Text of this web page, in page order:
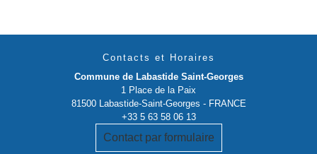
Contacts et Horaires
Commune de Labastide Saint-Georges
1 Place de la Paix
81500 Labastide-Saint-Georges - FRANCE
+33 5 63 58 06 13
Contact par formulaire